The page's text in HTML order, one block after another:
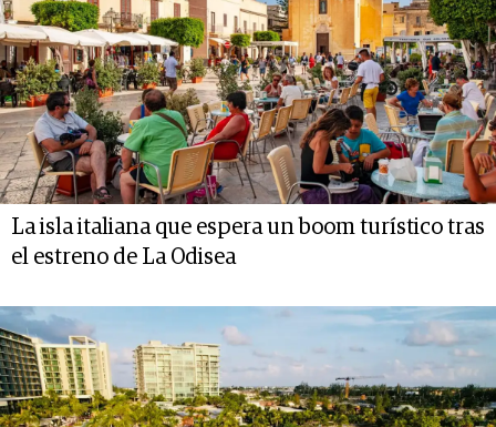
La isla italiana que espera un boom turístico tras
el estreno de La Odisea